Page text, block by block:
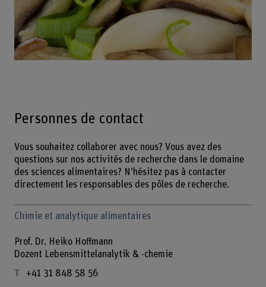
Personnes de contact
Vous souhaitez collaborer avec nous? Vous avez des
questions sur nos activités de recherche dans le domaine
des sciences alimentaires? N’hésitez pas à contacter
directement les responsables des pôles de recherche.
Chimie et analytique alimentaires
Prof. Dr. Heiko Hoffmann
Dozent Lebensmittelanalytik & -chemie
+41 31 848 58 56